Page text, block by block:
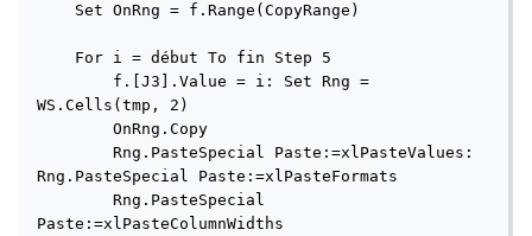
    Set OnRng = f.Range(CopyRange)
    For i = début To fin Step 5
        f.[J3].Value = i: Set Rng =
WS.Cells(tmp, 2)
        OnRng.Copy
        Rng.PasteSpecial Paste:=xlPasteValues:
Rng.PasteSpecial Paste:=xlPasteFormats
        Rng.PasteSpecial
Paste:=xlPasteColumnWidths